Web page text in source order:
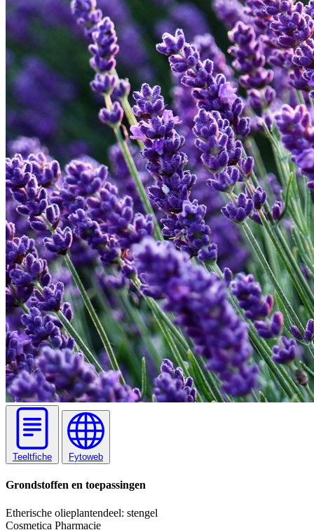
Teeltfiche Fytoweb
Grondstoffen en toepassingen
Etherische olieplantendeel: stengel
Cosmetica Pharmacie